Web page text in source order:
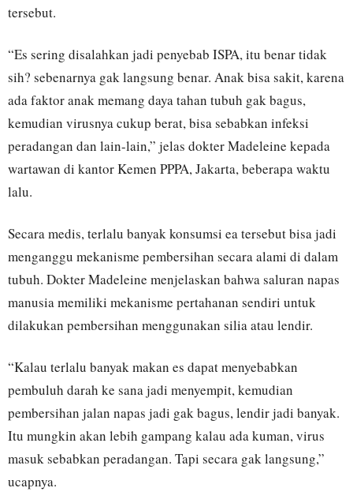
tersebut.
“Es sering disalahkan jadi penyebab ISPA, itu benar tidak
sih? sebenarnya gak langsung benar. Anak bisa sakit, karena
ada faktor anak memang daya tahan tubuh gak bagus,
kemudian virusnya cukup berat, bisa sebabkan infeksi
peradangan dan lain-lain,” jelas dokter Madeleine kepada
wartawan di kantor Kemen PPPA, Jakarta, beberapa waktu
lalu.
Secara medis, terlalu banyak konsumsi ea tersebut bisa jadi
menganggu mekanisme pembersihan secara alami di dalam
tubuh. Dokter Madeleine menjelaskan bahwa saluran napas
manusia memiliki mekanisme pertahanan sendiri untuk
dilakukan pembersihan menggunakan silia atau lendir.
“Kalau terlalu banyak makan es dapat menyebabkan
pembuluh darah ke sana jadi menyempit, kemudian
pembersihan jalan napas jadi gak bagus, lendir jadi banyak.
Itu mungkin akan lebih gampang kalau ada kuman, virus
masuk sebabkan peradangan. Tapi secara gak langsung,”
ucapnya.